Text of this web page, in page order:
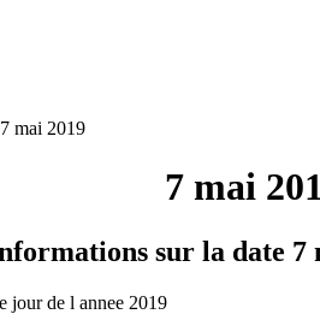
mai 2019
7 mai
sur la date 7
jour de l annee 2019